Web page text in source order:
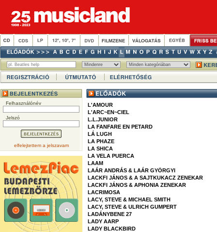
Felhasználónév
Jelszó
elfelejtettem a jelszavam
L'AMOUR
L'ARC~EN~CIEL
L.L.JUNIOR
LA FANFARE EN PETARD
LÁ LUGH
LA PHAZE
LA SHICA
LA VELA PUERCA
LAAM
LAÁR ANDRÁS & LAÁR GYÖRGYI
LACKFI JÁNOS & A SAJTKUKACZ ZENEKAR
LACKFI JÁNOS & APHONIA ZENEKAR
LACRIMOSA
LACY, STEVE & MICHAEL SMITH
LACY, STEVE & ULRICH GUMPERT
LADÁNYBENE 27
LADY AARP
LADY BLACKBIRD